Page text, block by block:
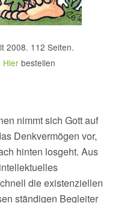
2008. 112 Seiten.
Hierbestellen
nimmt sich Gott auf
Denkvermögen vor,
hinten losgeht. Aus
die existenziellen
ständigen Begleiter